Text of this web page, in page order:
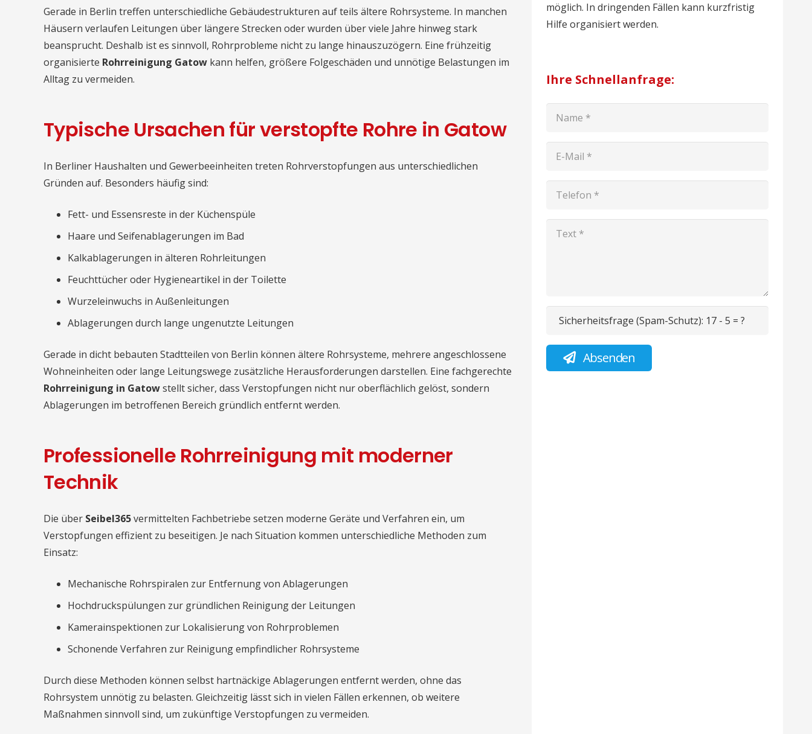
Gerade in Berlin treffen unterschiedliche Gebäudestrukturen auf teils ältere Rohrsysteme. In manchen
Häusern verlaufen Leitungen über längere Strecken oder wurden über viele Jahre hinweg stark
beansprucht. Deshalb ist es sinnvoll, Rohrprobleme nicht zu lange hinauszuzögern. Eine frühzeitig
organisierte Rohrreinigung Gatow kann helfen, größere Folgeschäden und unnötige Belastungen im
Alltag zu vermeiden.
Typische Ursachen für verstopfte Rohre in Gatow
In Berliner Haushalten und Gewerbeeinheiten treten Rohrverstopfungen aus unterschiedlichen
Gründen auf. Besonders häufig sind:
Fett- und Essensreste in der Küchenspüle
Haare und Seifenablagerungen im Bad
Kalkablagerungen in älteren Rohrleitungen
Feuchttücher oder Hygieneartikel in der Toilette
Wurzeleinwuchs in Außenleitungen
Ablagerungen durch lange ungenutzte Leitungen
Gerade in dicht bebauten Stadtteilen von Berlin können ältere Rohrsysteme, mehrere angeschlossene
Wohneinheiten oder lange Leitungswege zusätzliche Herausforderungen darstellen. Eine fachgerechte
Rohrreinigung in Gatowstellt sicher, dass Verstopfungen nicht nur oberflächlich gelöst, sondern
Ablagerungen im betroffenen Bereich gründlich entfernt werden.
Professionelle Rohrreinigung mit moderner
Technik
Die über Seibel365vermittelten Fachbetriebe setzen moderne Geräte und Verfahren ein, um
Verstopfungen effizient zu beseitigen. Je nach Situation kommen unterschiedliche Methoden zum
Einsatz:
Mechanische Rohrspiralen zur Entfernung von Ablagerungen
Hochdruckspülungen zur gründlichen Reinigung der Leitungen
Kamerainspektionen zur Lokalisierung von Rohrproblemen
Schonende Verfahren zur Reinigung empfindlicher Rohrsysteme
Durch diese Methoden können selbst hartnäckige Ablagerungen entfernt werden, ohne das
Rohrsystem unnötig zu belasten. Gleichzeitig lässt sich in vielen Fällen erkennen, ob weitere
Maßnahmen sinnvoll sind, um zukünftige Verstopfungen zu vermeiden.
möglich. In dringenden Fällen kann kurzfristig
Hilfe organisiert werden.
Ihre Schnellanfrage:
Sicherheitsfrage (Spam-Schutz): 17 - 5 = ?
Absenden